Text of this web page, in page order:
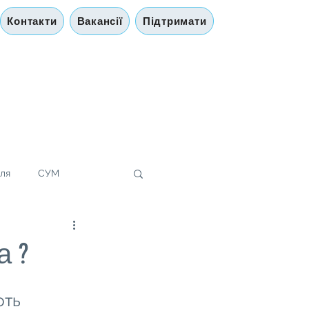
Контакти Вакансії Підтримати
СУМ
?